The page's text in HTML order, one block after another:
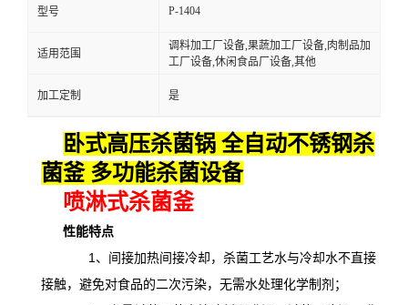
型号 P-1404
适用范围
调料加工厂设备,果蔬加工厂设备,肉制品加
工厂设备,休闲食品厂设备,其他
加工定制 是
卧式高压杀菌锅 全自动不锈钢杀
菌釜 多功能杀菌设备
喷淋式杀菌釜
性能特点
1、间接加热间接冷却，杀菌工艺水与冷却水不直接
接触，避免对食品的二次污染，无需水处理化学制剂；